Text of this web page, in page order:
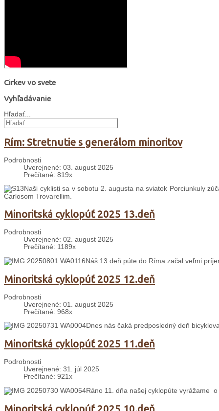
Cirkev vo svete
Vyhľadávanie
Hľadať...
Rím: Stretnutie s generálom minoritov
Podrobnosti
Uverejnené: 03. august 2025
Prečítané: 819x
Naši cyklisti sa v sobotu 2. augusta na sviatok Porciunkuly
Carlosom Trovarellim.
Minoritská cyklopúť 2025 13.deň
Podrobnosti
Uverejnené: 02. august 2025
Prečítané: 1189x
Náš 13.deň púte do Ríma začal veľmi
Minoritská cyklopúť 2025 12.deň
Podrobnosti
Uverejnené: 01. august 2025
Prečítané: 968x
Dnes nás čaká predposledný deň
Minoritská cyklopúť 2025 11.deň
Podrobnosti
Uverejnené: 31. júl 2025
Prečítané: 921x
Ráno 11. dňa našej cyklopúte vyrážame
Minoritská cyklopúť 2025 10.deň